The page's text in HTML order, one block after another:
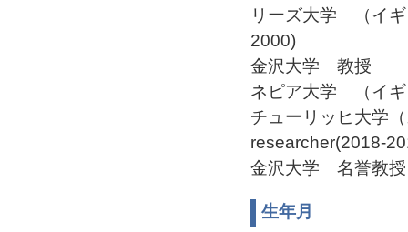
リーズ大学 （イ
2000)
金沢大学 教授
ネピア大学 （イ
チューリッヒ大学
researcher(2018-
金沢大学 名誉教授
生年月